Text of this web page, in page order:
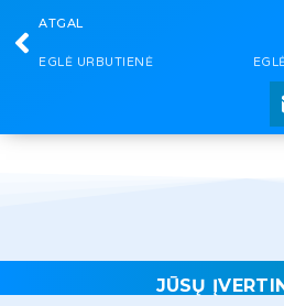
ATGAL
EGLĖ URBUTIENĖ
JŪSŲ